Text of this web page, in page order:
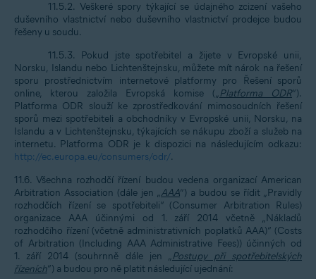
11.5.2. Veškeré spory týkající se údajného zcizení vašeho
duševního vlastnictví nebo duševního vlastnictví prodejce budou
řešeny u soudu.
11.5.3. Pokud jste spotřebitel a žijete v Evropské unii,
Norsku, Islandu nebo Lichtenštejnsku, můžete mít nárok na řešení
sporu prostřednictvím internetové platformy pro Řešení sporů
online, kterou založila Evropská komise („Platforma ODR“).
Platforma ODR slouží ke zprostředkování mimosoudních řešení
sporů mezi spotřebiteli a obchodníky v Evropské unii, Norsku, na
Islandu a v Lichtenštejnsku, týkajících se nákupu zboží a služeb na
internetu. Platforma ODR je k dispozici na následujícím odkazu:
http://ec.europa.eu/consumers/odr/.
11.6. Všechna rozhodčí řízení budou vedena organizací American
Arbitration Association (dále jen „AAA”) a budou se řídit „Pravidly
rozhodčích řízení se spotřebiteli“ (Consumer Arbitration Rules)
organizace AAA účinnými od 1. září 2014 včetně „Nákladů
rozhodčího řízení (včetně administrativních poplatků AAA)“ (Costs
of Arbitration (Including AAA Administrative Fees)) účinných od
1. září 2014 (souhrnně dále jen „Postupy při spotřebitelských
řízeních“) a budou pro ně platit následující ujednání: